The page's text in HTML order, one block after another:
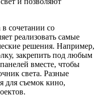
сочетании со
реализовать самые
решения. Например,
закрепить под любым
вместе, чтобы
света. Разные
для съемок кино,